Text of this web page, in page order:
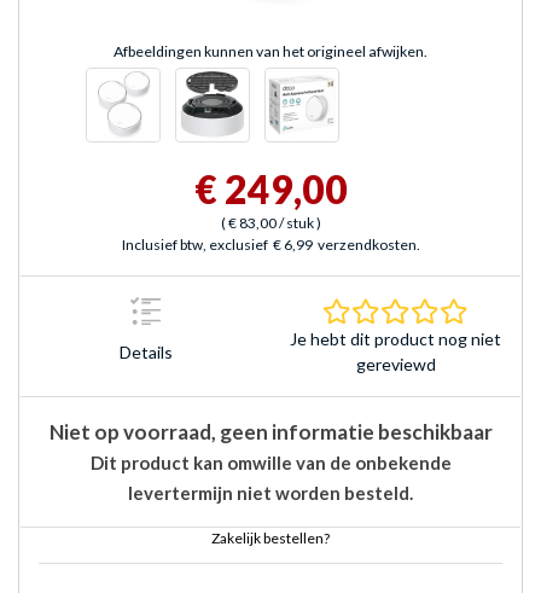
Afbeeldingen kunnen van het origineel afwijken.
€ 249,00
(€ 83,00/ stuk)
Inclusief btw, exclusief € 6,99 verzendkosten.
Details
Je hebt dit product nog niet
gereviewd
Niet op voorraad, geen informatie beschikbaar
Dit product kan omwille van de onbekende
levertermijn niet worden besteld.
Zakelijk bestellen?